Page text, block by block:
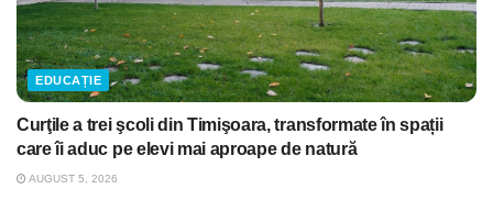
EDUCAȚIE
Curţile a trei şcoli din Timişoara, transformate în spații
care îi aduc pe elevi mai aproape de natură
AUGUST 5, 2026